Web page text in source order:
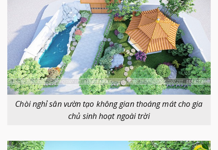
Chòi nghỉ sân vườn tạo không gian thoáng mát cho gia
chủ sinh hoạt ngoài trời